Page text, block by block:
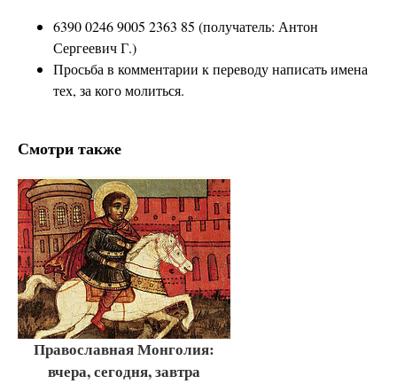
6390 0246 9005 2363 85 (получатель: Антон
Сергеевич Г.)
Просьба в комментарии к переводу написать имена
тех, за кого молиться.
Смотри также
Православная Монголия:
вчера, сегодня, завтра